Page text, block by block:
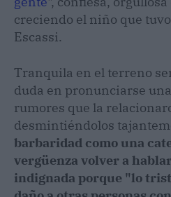
creciendo el niño que
Escassi.
Tranquila en el terreno
duda en pronunciarse
rumores que la
desmintiéndolos
barbaridad como una
vergüenza volver a
indignada porque "lo